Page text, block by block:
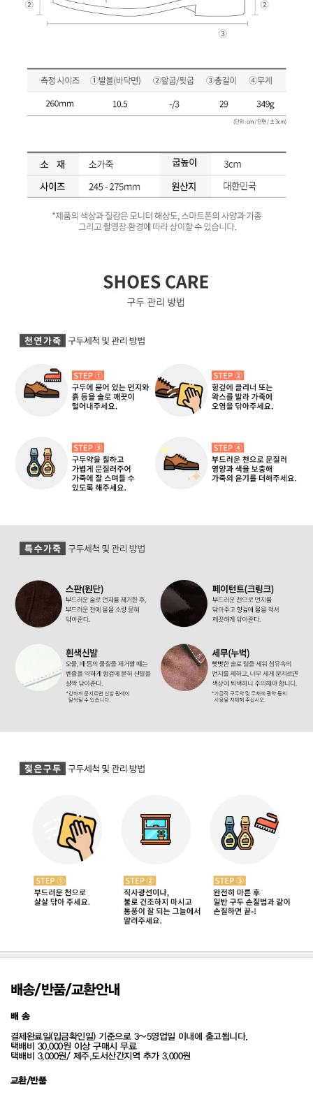
배송/반품/교환안내
배 송
결제완료일(입금확인일) 기준으로 3~5영업일 이내에 출고됩니다.
택배비 30,000원 이상 구매시 무료
택배비 3,000원/ 제주,도서산간지역 추가 3,000원
교환/반품